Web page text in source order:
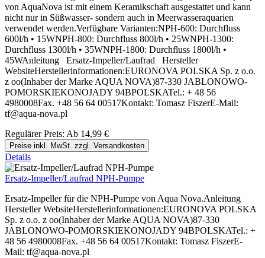
von AquaNova ist mit einem Keramikschaft ausgestattet und kann
nicht nur in Süßwasser- sondern auch in Meerwasseraquarien
verwendet werden.Verfügbare Varianten:NPH-600: Durchfluss
600l/h • 15WNPH-800: Durchfluss 800l/h • 25WNPH-1300:
Durchfluss 1300l/h • 35WNPH-1800: Durchfluss 1800l/h •
45WAnleitung Ersatz-Impeller/Laufrad Hersteller
WebsiteHerstellerinformationen:EURONOVA POLSKA Sp. z o.o.
z oo(Inhaber der Marke AQUA NOVA)87-330 JABLONOWO-
POMORSKIEKONOJADY 94BPOLSKATel.: + 48 56
4980008Fax. +48 56 64 00517Kontakt: Tomasz FiszerE-Mail:
tf@aqua-nova.pl
Regulärer Preis: Ab 14,99 €
Preise inkl. MwSt. zzgl. Versandkosten
Details
Ersatz-Impeller/Laufrad NPH-Pumpe
Ersatz-Impeller für die NPH-Pumpe von Aqua Nova.Anleitung
Hersteller WebsiteHerstellerinformationen:EURONOVA POLSKA
Sp. z o.o. z oo(Inhaber der Marke AQUA NOVA)87-330
JABLONOWO-POMORSKIEKONOJADY 94BPOLSKATel.: +
48 56 4980008Fax. +48 56 64 00517Kontakt: Tomasz FiszerE-
Mail: tf@aqua-nova.pl